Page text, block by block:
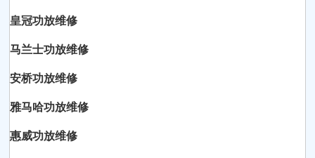
皇冠功放维修
马兰士功放维修
安桥功放维修
雅马哈功放维修
惠威功放维修